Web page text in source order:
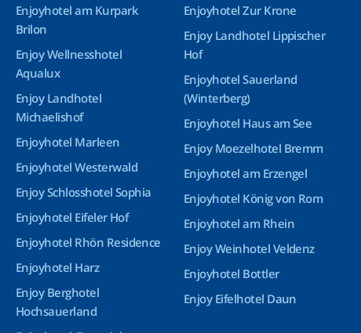
Enjoyhotel am Kurpark
Brilon
Enjoy Wellnesshotel
Aqualux
Enjoy Landhotel
Michaelishof
Enjoyhotel Marleen
Enjoyhotel Westerwald
Enjoy Schlosshotel Sophia
Enjoyhotel Eifeler Hof
Enjoyhotel Rhön Residence
Enjoyhotel Harz
Enjoy Berghotel
Hochsauerland
Enjoyhotel Zur Krone
Enjoy Landhotel Lippischer
Hof
Enjoyhotel Sauerland
(Winterberg)
Enjoyhotel Haus am See
Enjoy Moezelhotel Bremm
Enjoyhotel am Erzengel
Enjoyhotel König von Rom
Enjoyhotel am Rhein
Enjoy Weinhotel Veldenz
Enjoyhotel Bottler
Enjoy Eifelhotel Daun